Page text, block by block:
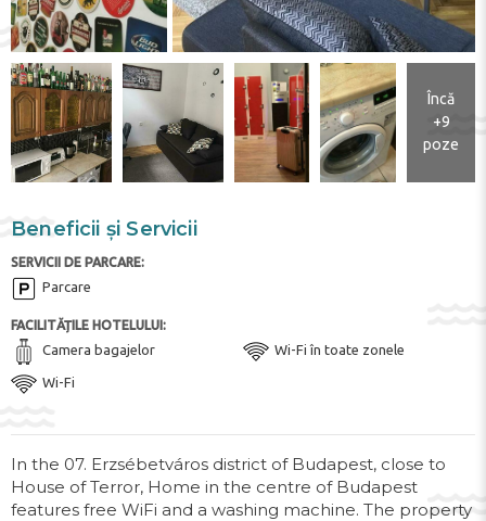
Încă
+9
poze
Beneficii și Servicii
SERVICII DE PARCARE:
Parcare
FACILITĂȚILE HOTELULUI:
Camera bagajelor Wi-Fi în toate zonele
Wi-Fi
In the 07. Erzsébetváros district of Budapest, close to
House of Terror, Home in the centre of Budapest
features free WiFi and a washing machine. The property